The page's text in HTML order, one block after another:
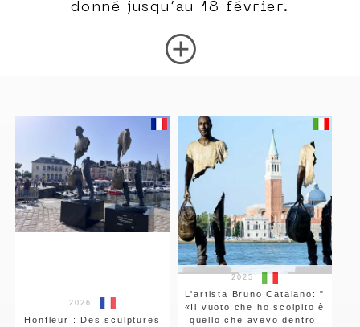
donné jusqu’au 18 février.
add_circle
2026
Honfleur : Des sculptures
2025
L'artista Bruno Catalano: "
«Il vuoto che ho scolpito è
quello che avevo dentro.